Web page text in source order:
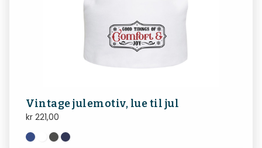
Vintage julemotiv, lue til jul
kr 221,00